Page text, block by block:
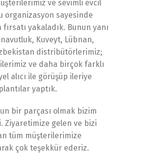
ve sevimli evcil
organizasyon sayesinde
yakaladık. Bunun yanı
Kuveyt, Lübnan,
distribütörlerimiz;
ve daha birçok farklı
alıcı ile görüşüp ileriye
yaptık.
bir parçası olmak bizim
Ziyaretimize gelen ve bizi
tüm müşterilerimize
çok teşekkür ederiz.